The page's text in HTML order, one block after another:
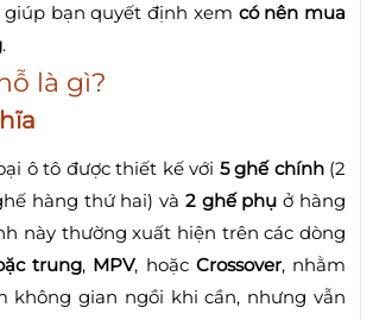
giúp bạn quyết định xem có nên mua
.
là gì?
ô tô được thiết kế với 5 ghế chính(2
hàng thứ hai) và 2 ghế phụ ở hàng
này thường xuất hiện trên các dòng
trung, MPV, hoặc Crossover, nhằm
không gian ngồi khi cần, nhưng vẫn